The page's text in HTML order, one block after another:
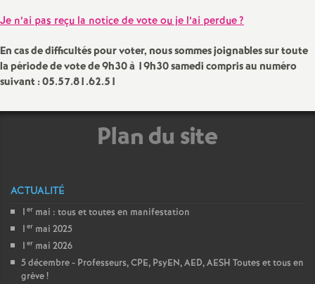
e
m
e
d
Je n’ai pas reçu la notice de vote ou je l’ai perdue?
En cas de difficultés pour voter, nous sommes joignables sur toute
la période de vote de 9h30 à 19h30 samedi compris au numéro
suivant : 05.57.81.62.51
Plan du site
ACTUALITÉ
1 er mai : tous et toutes en manifestation
1 er mai 2025
1 er mai 2026
5 décembre - Professeurs, CPE, PsyEN, AED, AESH Toutes et tous en
grève!